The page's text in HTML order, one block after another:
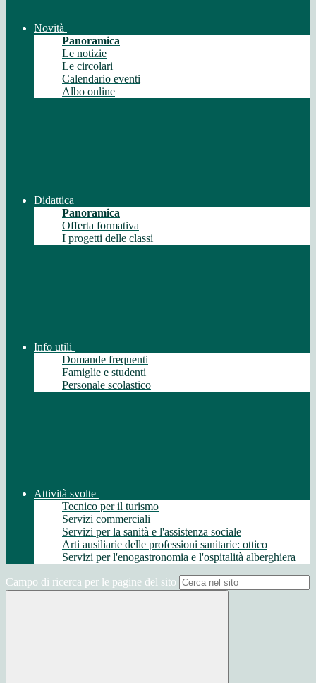
Novità
Panoramica
Le notizie
Le circolari
Calendario eventi
Albo online
Didattica
Panoramica
Offerta formativa
I progetti delle classi
Info utili
Domande frequenti
Famiglie e studenti
Personale scolastico
Attività svolte
Tecnico per il turismo
Servizi commerciali
Servizi per la sanità e l'assistenza sociale
Arti ausiliarie delle professioni sanitarie: ottico
Servizi per l'enogastronomia e l'ospitalità alberghiera
Campo di ricerca per le pagine del sito